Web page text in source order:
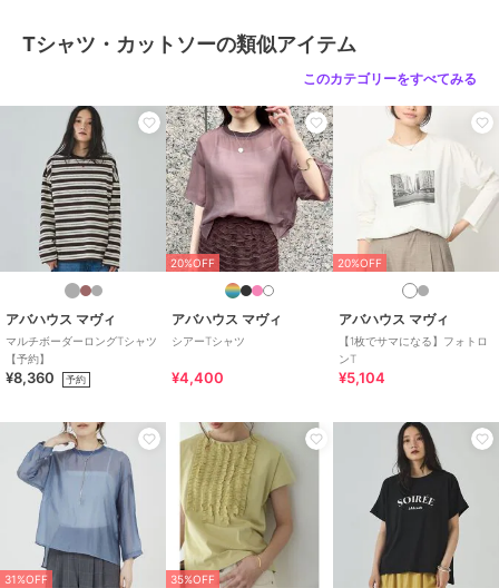
Tシャツ・カットソーの類似アイテム
このカテゴリーをすべてみる
アバハウス マヴィ
マルチボーダーロングTシャツ
【予約】
¥8,360 予約
20%OFF
アバハウス マヴィ
シアーTシャツ
¥4,400
20%OFF
アバハウス マヴィ
【1枚でサマになる】フォトロ
ンT
¥5,104
31%OFF 35%OFF